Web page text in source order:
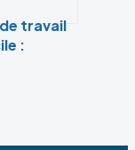
travail
: